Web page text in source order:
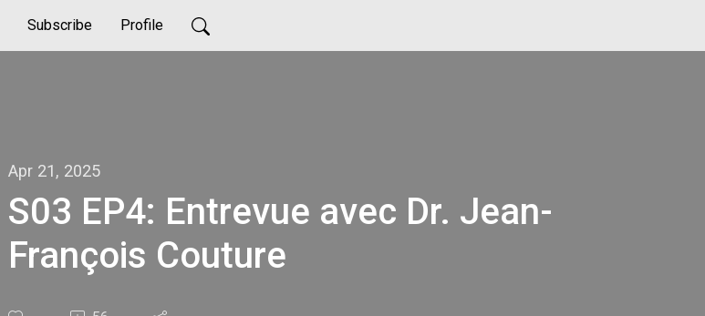
Subscribe Profile
Apr 21, 2025
S03 EP4: Entrevue avec Dr. Jean-
François Couture